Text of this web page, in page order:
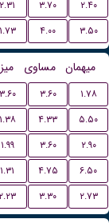
۲.۳۱ ۳.۷۰
۲.۴۰
۱.۷۳ ۴.۰۰ ۳.۵۰
مساوی میهمان
۳.۶۰ ۳.۶۰
۱.۷۸
۱.۳۸ ۴.۳۳
۵.۵۰
۱.۹۹ ۳.۶۰
۲.۹۰
۱.۳۱ ۴.۷۵
۶.۵۰
۲.۲۳ ۳.۳۰ ۲.۷۳